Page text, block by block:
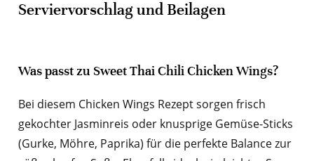
Serviervorschlag und Beilagen
Was passt zu Sweet Thai Chili Chicken Wings?
Bei diesem Chicken Wings Rezept sorgen frisch
gekochter Jasminreis oder knusprige Gemüse-Sticks
(Gurke, Möhre, Paprika) für die perfekte Balance zur